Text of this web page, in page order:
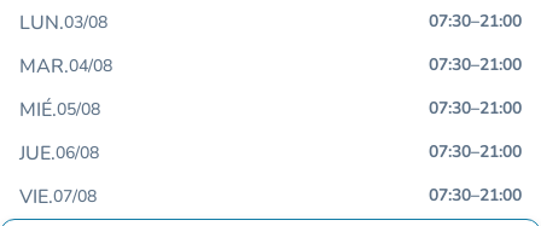
LUN.03/08 07:30–21:00
MAR.04/08 07:30–21:00
MIÉ.05/08 07:30–21:00
JUE.06/08 07:30–21:00
VIE.07/08 07:30–21:00